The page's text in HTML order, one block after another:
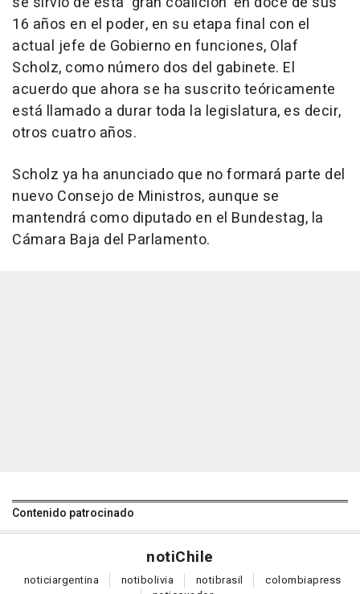
16 años en el poder, en su etapa final con el
actual jefe de Gobierno en funciones, Olaf
Scholz, como número dos del gabinete. El
acuerdo que ahora se ha suscrito teóricamente
está llamado a durar toda la legislatura, es decir,
otros cuatro años.
Scholz ya ha anunciado que no formará parte del
nuevo Consejo de Ministros, aunque se
mantendrá como diputado en el Bundestag, la
Cámara Baja del Parlamento.
Contenido patrocinado
notiChile
noticiargentina notibolivia notibrasil colombiapress